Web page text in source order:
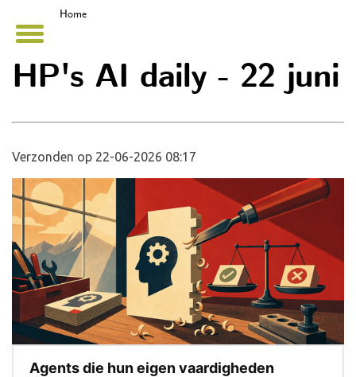
Home
HP's AI daily - 22 juni
Verzonden op 22-06-2026 08:17
Agents die hun eigen vaardigheden